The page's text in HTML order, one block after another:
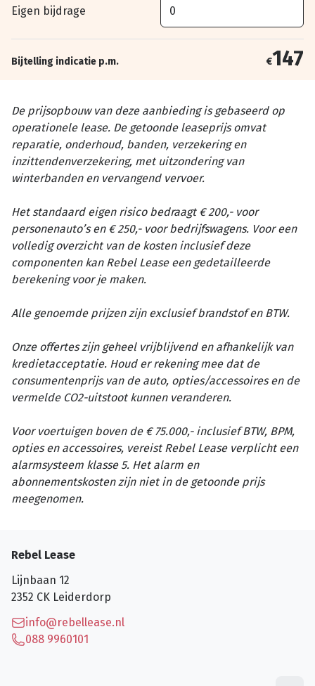
Eigen bijdrage
Bijtelling indicatie p.m. €147
De prijsopbouw van deze aanbieding is gebaseerd op
operationele lease. De getoonde leaseprijs omvat
reparatie, onderhoud, banden, verzekering en
inzittendenverzekering, met uitzondering van
winterbanden en vervangend vervoer.
Het standaard eigen risico bedraagt € 200,- voor
personenauto’s en € 250,- voor bedrijfswagens. Voor een
volledig overzicht van de kosten inclusief deze
componenten kan Rebel Lease een gedetailleerde
berekening voor je maken.
Alle genoemde prijzen zijn exclusief brandstof en BTW.
Onze offertes zijn geheel vrijblijvend en afhankelijk van
kredietacceptatie. Houd er rekening mee dat de
consumentenprijs van de auto, opties/accessoires en de
vermelde CO2-uitstoot kunnen veranderen.
Voor voertuigen boven de € 75.000,- inclusief BTW, BPM,
opties en accessoires, vereist Rebel Lease verplicht een
alarmsysteem klasse 5. Het alarm en
abonnementskosten zijn niet in de getoonde prijs
meegenomen.
Rebel Lease
Lijnbaan 12
2352 CK Leiderdorp
info@rebellease.nl
088 9960101